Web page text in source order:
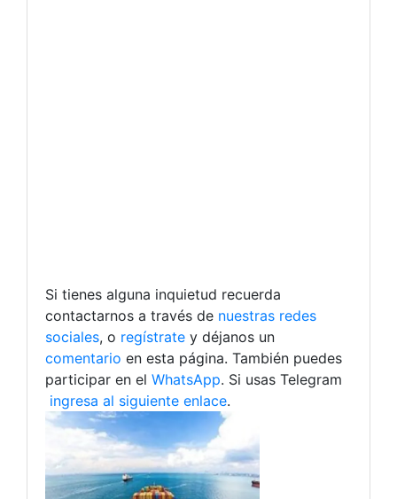
Si tienes alguna inquietud recuerda
contactarnos a través de nuestras redes
sociales, o regístrate y déjanos un
comentario en esta página. También puedes
participar en el WhatsApp. Si usas Telegram
ingresa al siguiente enlace.